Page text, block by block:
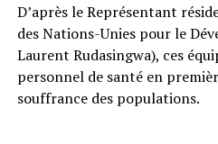
D’après le Représentant
des Nations-Unies pour le
Laurent Rudasingwa), ces
personnel de santé en
souffrance des populations.